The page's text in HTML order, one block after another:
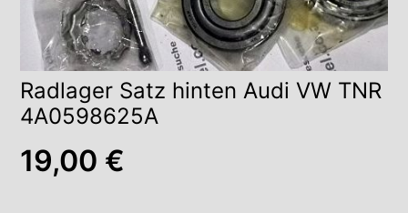
Radlager Satz hinten Audi VW TNR
4A0598625A
19,00 €